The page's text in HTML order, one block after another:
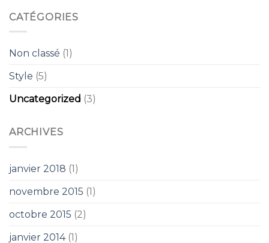
CATÉGORIES
Non classé (1)
Style (5)
Uncategorized (3)
ARCHIVES
janvier 2018 (1)
novembre 2015 (1)
octobre 2015 (2)
janvier 2014(1)